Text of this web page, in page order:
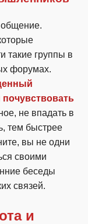
такие группы в
форумах.
не впадать в
тем быстрее
вы не одни
своими
беседы
связей.
и